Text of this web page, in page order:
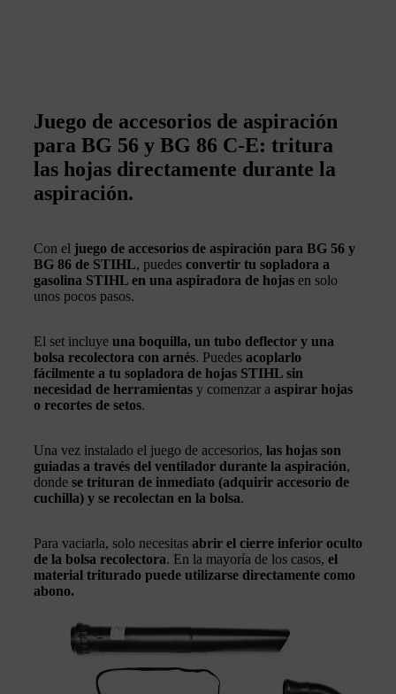
Juego de accesorios de aspiración
para BG 56 y BG 86 C-E: tritura
las hojas directamente durante la
aspiración.
Con el juego de accesorios de aspiración para BG 56 y
BG 86 de STIHL, puedes convertir tu sopladora a
gasolina STIHL en una aspiradora de hojas en solo
unos pocos pasos.
El set incluye una boquilla, un tubo deflector y una
bolsa recolectora con arnés. Puedes acoplarlo
fácilmente a tu sopladora de hojas STIHL sin
necesidad de herramientas y comenzar a aspirar hojas
o recortes de setos.
Una vez instalado el juego de accesorios, las hojas son
guiadas a través del ventilador durante la aspiración,
donde se trituran de inmediato (adquirir accesorio de
cuchilla) y se recolectan en la bolsa.
Para vaciarla, solo necesitas abrir el cierre inferior oculto
de la bolsa recolectora. En la mayoría de los casos, el
material triturado puede utilizarse directamente como
abono.